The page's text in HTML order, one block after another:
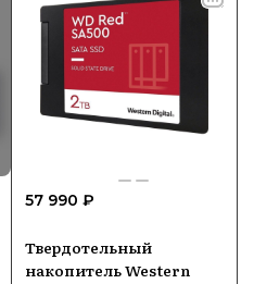
57 990 ₽
Твердотельный
накопитель Western